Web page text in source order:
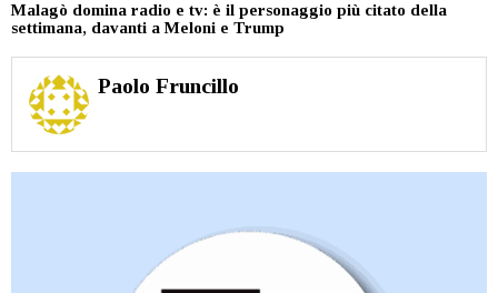
Malagò domina radio e tv: è il personaggio più citato della
settimana, davanti a Meloni e Trump
Paolo Fruncillo